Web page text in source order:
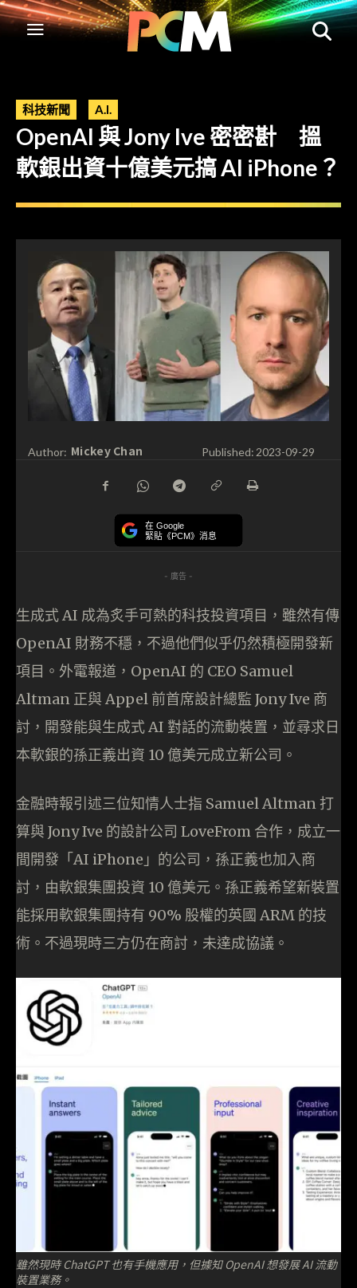
科技新聞 A.I.
OpenAI 與 Jony Ive 密密卙 搵
軟銀出資十億美元搞 AI iPhone？
Author: Mickey Chan Published: 2023-09-29
在 Google
緊貼《PCM》消息
- 廣告 -
生成式 AI 成為炙手可熱的科技投資項目，雖然有傳
OpenAI 財務不穩，不過他們似乎仍然積極開發新
項目。外電報道，OpenAI 的 CEO Samuel
Altman 正與 Appel 前首席設計總監 Jony Ive 商
討，開發能與生成式 AI 對話的流動裝置，並尋求日
本軟銀的孫正義出資 10 億美元成立新公司。
金融時報引述三位知情人士指 Samuel Altman 打
算與 Jony Ive 的設計公司 LoveFrom 合作，成立一
間開發「AI iPhone」的公司，孫正義也加入商
討，由軟銀集團投資 10 億美元。孫正義希望新裝置
能採用軟銀集團持有 90% 股權的英國 ARM 的技
術。不過現時三方仍在商討，未達成協議。
雖然現時 ChatGPT 也有手機應用，但據知 OpenAI 想發展 AI 流動
裝置業務。